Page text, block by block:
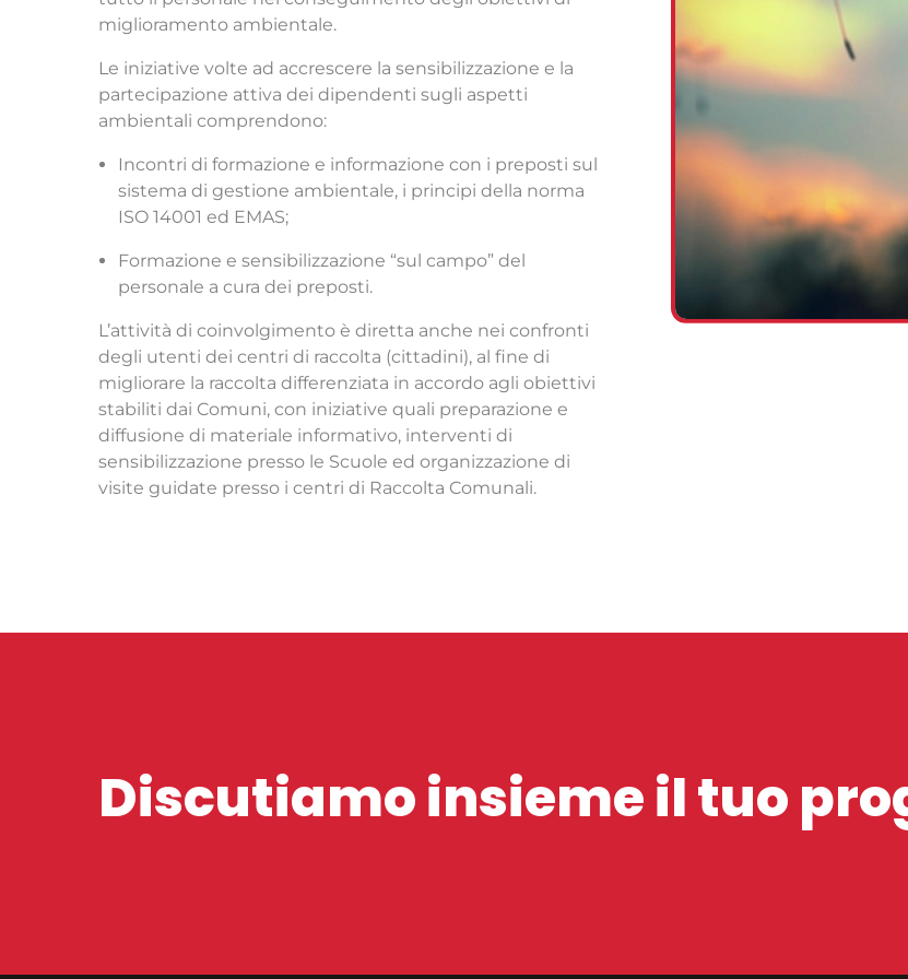
miglioramento ambientale.
Le iniziative volte ad accrescere la sensibilizzazione e la
partecipazione attiva dei dipendenti sugli aspetti
ambientali comprendono:
Incontri di formazione e informazione con i preposti sul
sistema di gestione ambientale, i principi della norma
ISO 14001 ed EMAS;
Formazione e sensibilizzazione “sul campo” del
personale a cura dei preposti.
L’attività di coinvolgimento è diretta anche nei confronti
degli utenti dei centri di raccolta (cittadini), al fine di
migliorare la raccolta differenziata in accordo agli obiettivi
stabiliti dai Comuni, con iniziative quali preparazione e
diffusione di materiale informativo, interventi di
sensibilizzazione presso le Scuole ed organizzazione di
visite guidate presso i centri di Raccolta Comunali.
Discutiamo insieme il tuo